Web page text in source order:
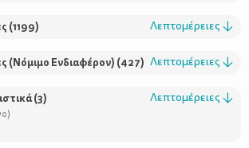
Χρήσιμοι Σύνδεσμοι
το ΔΕΛΤΑ moms
(1199) Λεπτομέρειες ↓
(Νόμιμο Ενδιαφέρον) (427) Λεπτομέρειες ↓
(3) Λεπτομέρειες ↓